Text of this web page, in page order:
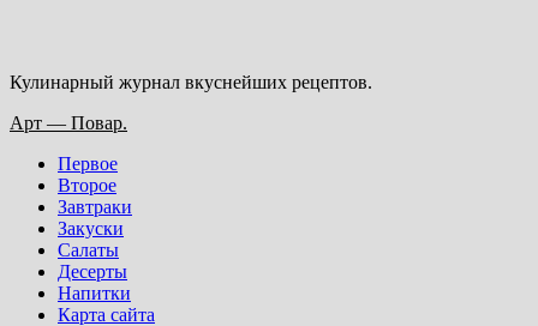
Кулинарный журнал вкуснейших рецептов.
Основное
Арт — Повар.
Первое
Второе
Завтраки
Закуски
Салаты
Десерты
Напитки
Карта сайта